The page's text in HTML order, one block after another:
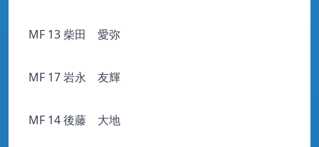
MF 13 柴田 愛弥
MF 17 岩永 友輝
MF 14 後藤 大地